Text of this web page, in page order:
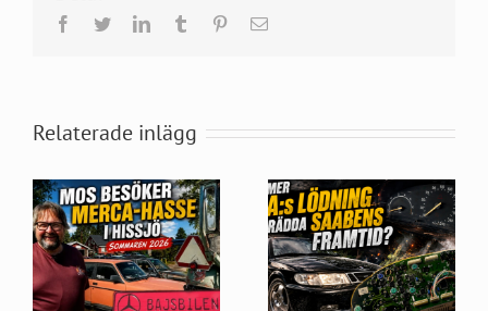
Facebook
TwitterLinkedInTumblr Pinterest
E-
Relaterade inlägg